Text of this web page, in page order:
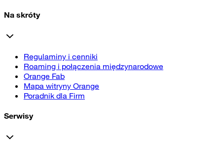
Na skróty
Regulaminy i cenniki
Roaming i połączenia międzynarodowe
Orange Fab
Mapa witryny Orange
Poradnik dla Firm
Serwisy